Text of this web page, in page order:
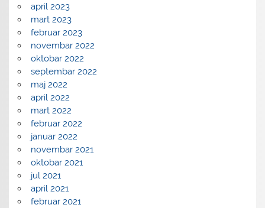
april 2023
mart 2023
februar 2023
novembar 2022
oktobar 2022
septembar 2022
maj 2022
april 2022
mart 2022
februar 2022
januar 2022
novembar 2021
oktobar 2021
jul 2021
april 2021
februar 2021